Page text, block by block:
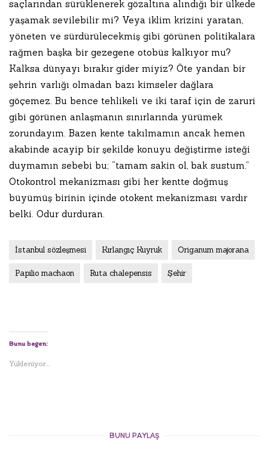
saçlarından sürüklenerek gözaltına alındığı bir ülkede
yaşamak sevilebilir mi? Veya iklim krizini yaratan,
yöneten ve sürdürülecekmiş gibi görünen politikalara
rağmen başka bir gezegene otobüs kalkıyor mu?
Kalksa dünyayı bırakır gider miyiz? Öte yandan bir
şehrin varlığı olmadan bazı kimseler dağlara
göçemez. Bu bence tehlikeli ve iki taraf için de zaruri
gibi görünen anlaşmanın sınırlarında yürümek
zorundayım. Bazen kente takılmamın ancak hemen
akabinde acayip bir şekilde konuyu değiştirme isteği
duymamın sebebi bu; “tamam sakin ol, bak sustum.”
Otokontrol mekanizması gibi her kentte doğmuş
büyümüş birinin içinde otokent mekanizması vardır
belki. Odur durduran.
İstanbul sözleşmesi Kırlangıç Kuyruk Origanum majorana
Papilio machaon Ruta chalepensis Şehir
Bunu beğen:
Yükleniyor...
BUNU PAYLAŞ